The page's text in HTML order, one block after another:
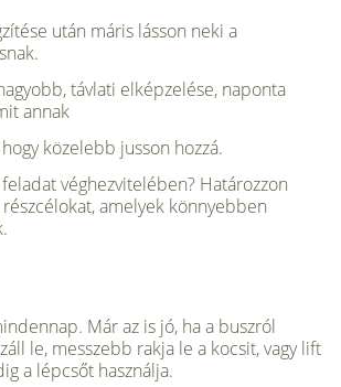
után máris lásson neki a
távlati elképzelése, naponta
annak
közelebb jusson hozzá.
véghezvitelében? Határozzon
amelyek könnyebben
Már az is jó, ha a buszról
le, messzebb rakja le a kocsit, vagy lift
a lépcsőt használja.